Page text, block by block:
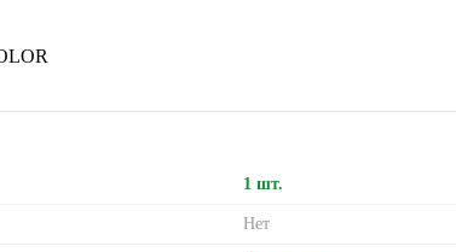
1 шт.
Нет